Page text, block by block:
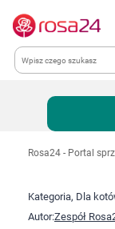
Kategorie
Chemia
Dla zwierząt
Rosa24 - Portal
Kategoria, Dla
Autor:Zespół